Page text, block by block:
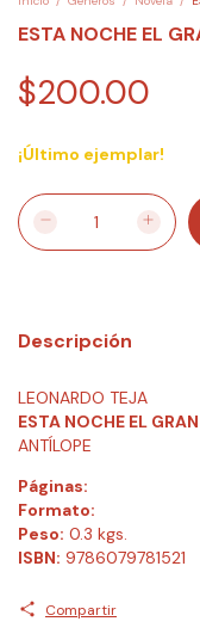
ESTA NOCHE EL
$200.00
¡Último ejemplar!
Descripción
LEONARDO TEJA
ESTA NOCHE EL
ANTÍLOPE
Páginas:
Formato:
Peso: 0.3 kgs.
ISBN: 9786079781521
Compartir